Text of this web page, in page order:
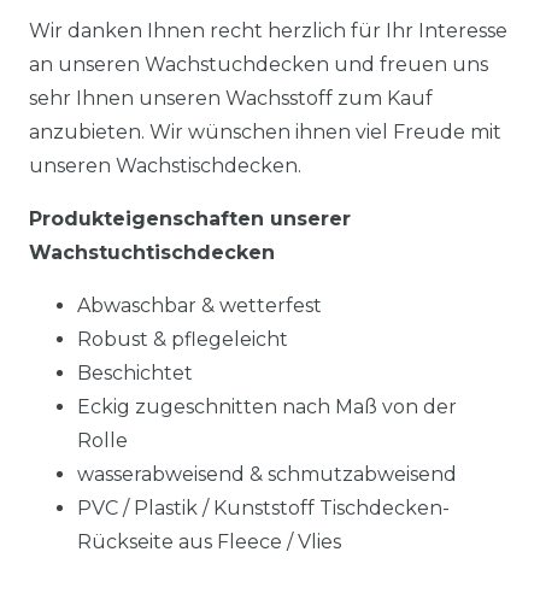
Wir danken Ihnen recht herzlich für Ihr Interesse
an unseren Wachstuchdecken und freuen uns
sehr Ihnen unseren Wachsstoff zum Kauf
anzubieten. Wir wünschen ihnen viel Freude mit
unseren Wachstischdecken.
Produkteigenschaften unserer
Wachstuchtischdecken
Abwaschbar & wetterfest
Robust & pflegeleicht
Beschichtet
Eckig zugeschnitten nach Maß von der
Rolle
wasserabweisend & schmutzabweisend
PVC / Plastik / Kunststoff Tischdecken-
Rückseite aus Fleece / Vlies